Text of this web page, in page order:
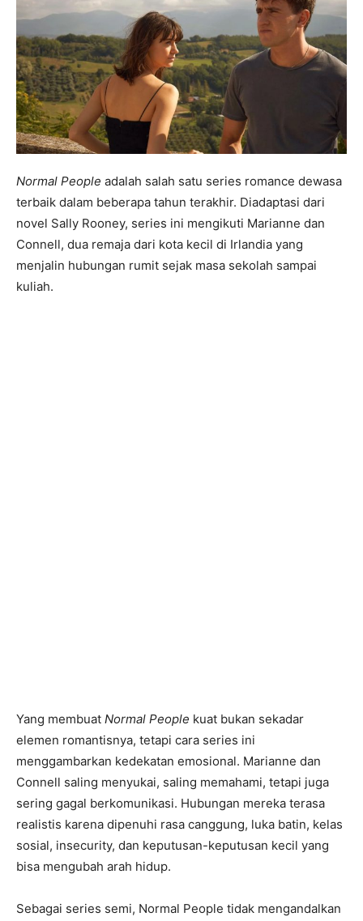
Normal People adalah salah satu series romance dewasa
terbaik dalam beberapa tahun terakhir. Diadaptasi dari
novel Sally Rooney, series ini mengikuti Marianne dan
Connell, dua remaja dari kota kecil di Irlandia yang
menjalin hubungan rumit sejak masa sekolah sampai
kuliah.
Yang membuat Normal People kuat bukan sekadar
elemen romantisnya, tetapi cara series ini
menggambarkan kedekatan emosional. Marianne dan
Connell saling menyukai, saling memahami, tetapi juga
sering gagal berkomunikasi. Hubungan mereka terasa
realistis karena dipenuhi rasa canggung, luka batin, kelas
sosial, insecurity, dan keputusan-keputusan kecil yang
bisa mengubah arah hidup.
Sebagai series semi, Normal People tidak mengandalkan